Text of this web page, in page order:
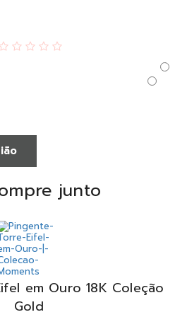
junto
em Ouro 18K Coleção
Gold